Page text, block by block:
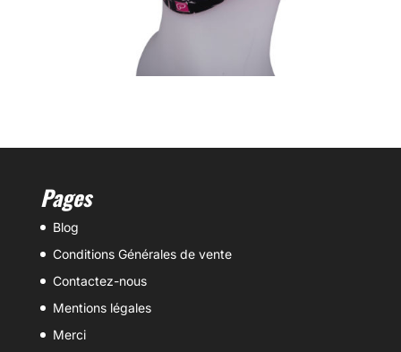
Pages
Blog
Conditions Générales de vente
Contactez-nous
Mentions légales
Merci